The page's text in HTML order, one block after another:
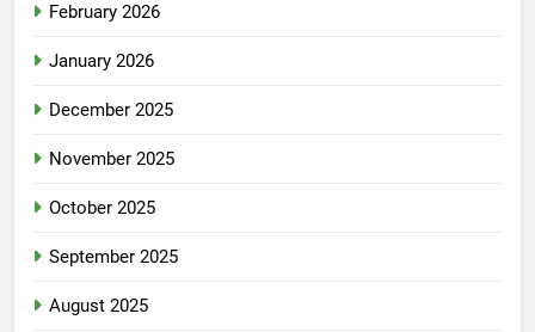
February 2026
January 2026
December 2025
November 2025
October 2025
September 2025
August 2025